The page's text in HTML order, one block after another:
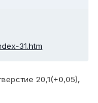
31.htm
20,1(+0,05),